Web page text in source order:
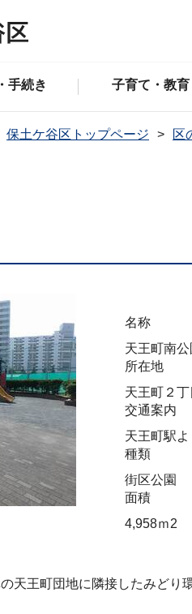
手続き 子育て・教育
保土ケ谷区トップページ 区
名称
天王町南公
所在地
天王町２
交通案内
天王町駅
種類
街区公園
面積
4,958ｍ2
天王町団地に隣接したみどり